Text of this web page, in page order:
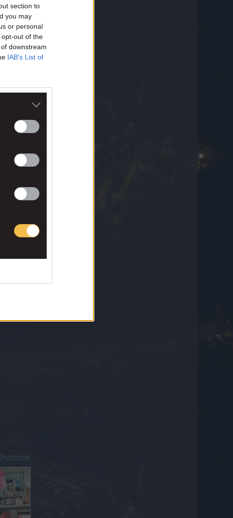
section to
you may
or personal
out of the
downstream
IAB’s List of
παράδοση κόντρα στη Μίλαν
8 Αυγούστου 2026 14:37
«Μιχάλη, δεν ξεχνάμε – Η βία δεν είναι